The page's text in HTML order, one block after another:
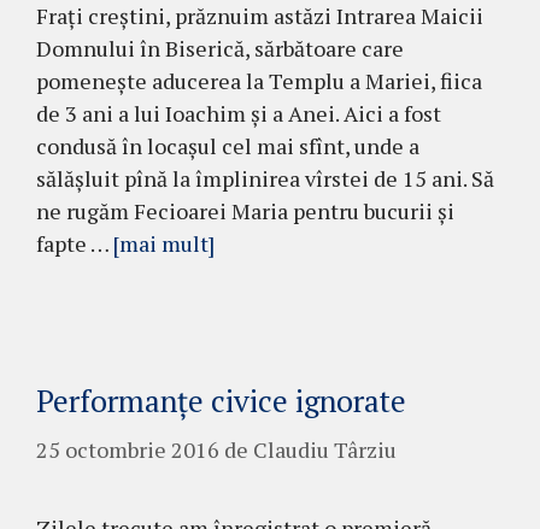
Frați creștini, prăznuim astăzi Intrarea Maicii
Domnului în Biserică, sărbătoare care
pomenește aducerea la Templu a Mariei, fiica
de 3 ani a lui Ioachim și a Anei. Aici a fost
condusă în locașul cel mai sfînt, unde a
sălășluit pînă la împlinirea vîrstei de 15 ani. Să
ne rugăm Fecioarei Maria pentru bucurii și
fapte … [mai mult]
Performanţe civice ignorate
25 octombrie 2016 de Claudiu Târziu